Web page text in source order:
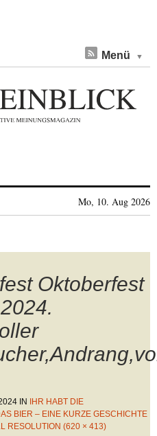
Menü
Mo, 10. Aug 2026
Oktoberfest
IN
IHR HABT DIE
BIER – EINE KURZE GESCHICHTE
RESOLUTION (620 × 413)